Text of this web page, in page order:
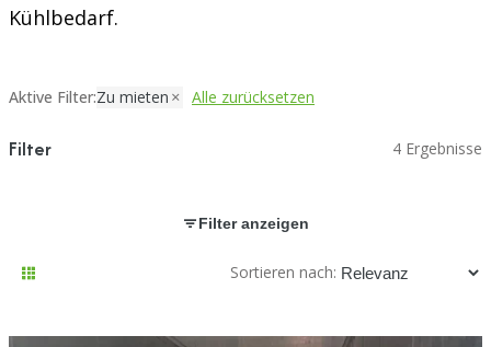
Kühlbedarf.
Aktive Filter:Zu mieten Alle zurücksetzen
Filter 4 Ergebnisse
Filter anzeigen
Sortieren nach: